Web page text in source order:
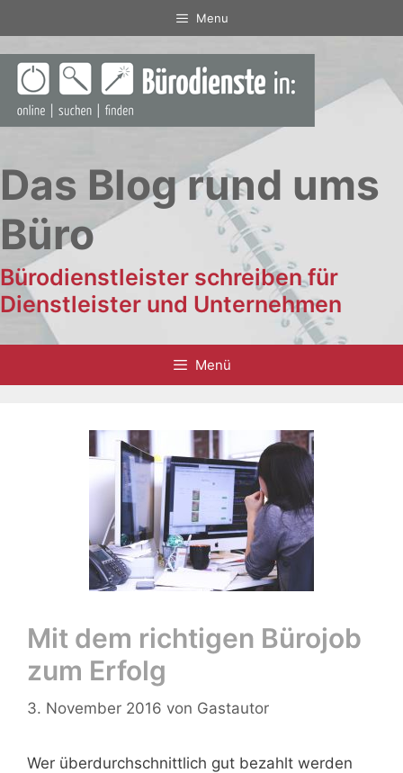
Inhalt
springen
Menu
Das Blog rund ums
Büro
Bürodienstleister schreiben für
Dienstleister und Unternehmen
Menü
Mit dem richtigen Bürojob
zum Erfolg
3. November 2016 von Gastautor
Wer überdurchschnittlich gut bezahlt werden